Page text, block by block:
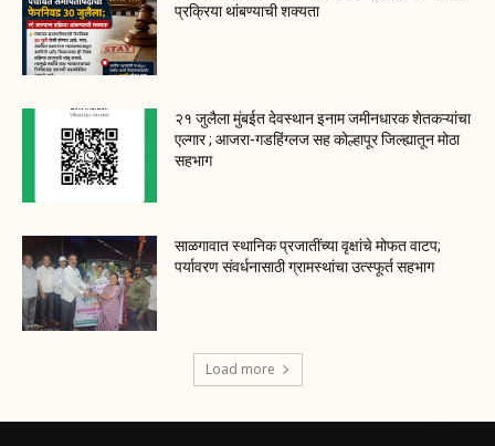
प्रक्रिया थांबण्याची शक्यता
२१ जुलैला मुंबईत देवस्थान इनाम जमीनधारक शेतकऱ्यांचा
एल्गार ; आजरा-गडहिंग्लज सह कोल्हापूर जिल्ह्यातून मोठा
सहभाग
साळगावात स्थानिक प्रजातींच्या वृक्षांचे मोफत वाटप;
पर्यावरण संवर्धनासाठी ग्रामस्थांचा उत्स्फूर्त सहभाग
Load more